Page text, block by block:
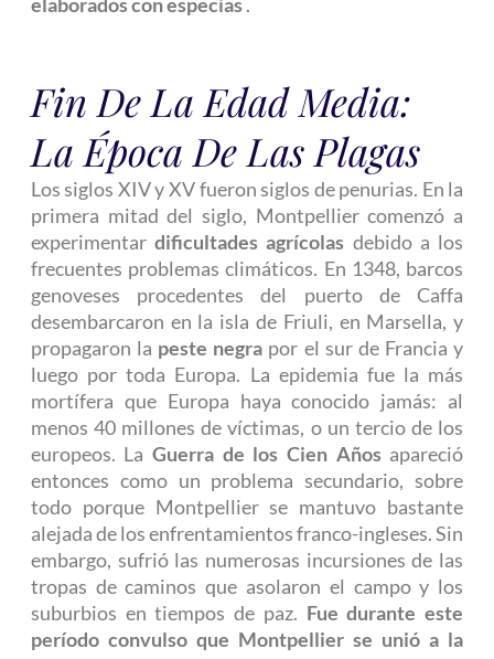
Fin De La Edad Media:
La Época De Las Plagas
Los siglos XIV y XV fueron siglos de penurias. En la
primera mitad del siglo, Montpellier comenzó a
experimentardificultades agrícolas debido a los
frecuentes problemas climáticos. En 1348, barcos
genoveses procedentes del puerto de Caffa
desembarcaron en la isla de Friuli, en Marsella, y
propagaron la peste negra por el sur de Francia y
luego por toda Europa. La epidemia fue la más
mortífera que Europa haya conocido jamás: al
menos 40 millones de víctimas, o un tercio de los
europeos. LaGuerra de los Cien Añosapareció
entonces como un problema secundario, sobre
todo porque Montpellier se mantuvo bastante
alejada de los enfrentamientos franco-ingleses. Sin
embargo, sufrió las numerosas incursiones de las
tropas de caminos que asolaron el campo y los
suburbios en tiempos de paz. Fue durante este
período convulso que Montpellier se unió a la